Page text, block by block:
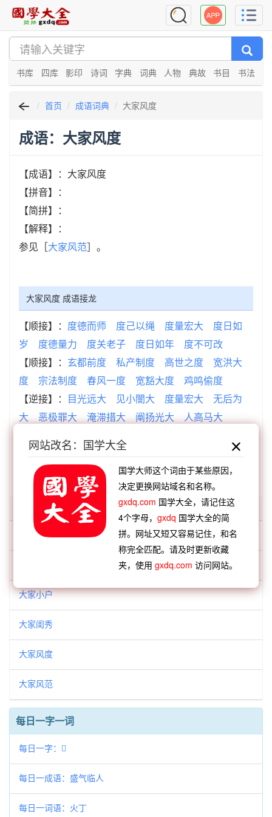
书库 四库 影印 诗词 字典 词典 人物 典故 书目 书法
首页 成语词典 大家风度
成语：大家风度
【成语】：大家风度
【拼音】：
【简拼】：
【解释】：
参见［大家风范］。
大家风度 成语接龙
【顺接】： 度德而师 度己以绳 度量宏大
度日如
岁
度德量力 度关老子 度日如年
度不可改
【顺接】： 玄都前度 私产制度 高世之度
宽洪大
度
宗法制度 春风一度 宽豁大度
鸡鸣偷度
【逆接】： 目光远大 见小闇大 度量宏大
无后为
大
恶极罪大 淹滞措大 阐扬光大
人高马大
大泽礨空 大肆宣传 大度兼容 大成之量
「大家」开头的词语:
大家东征
大家小户
大家闺秀
大家风度
大家风范
每日一字一词
每日一字：𡂒
每日一成语：盛气临人
每日一词语：火丁
网站改名：国学大全
国学大师这个词由于某些原因，
决定更换网站域名和名称。
gxdq.com 国学大全，请记住这
4个字母，gxdq 国学大全的简
拼。网址又短又容易记住，和名
称完全匹配。请及时更新收藏
夹，使用gxdq.com 访问网站。